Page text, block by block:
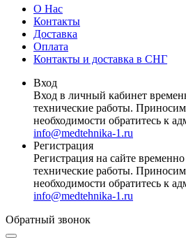
О Нас
Контакты
Доставка
Оплата
Контакты и доставка в СНГ
Вход
Вход в личный кабинет
технические работы.
необходимости обратитесь к
info@medtehnika-1.ru
Регистрация
Регистрация на сайте
технические работы.
необходимости обратитесь к
info@medtehnika-1.ru
Обратный звонок